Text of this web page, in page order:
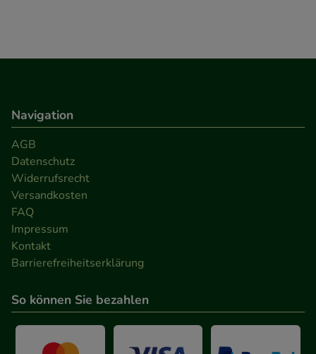
Navigation
AGB
Datenschutz
Widerrufsrecht
Versandkosten
FAQ
Impressum
Kontakt
Barrierefreiheitserklärung
So können Sie bezahlen